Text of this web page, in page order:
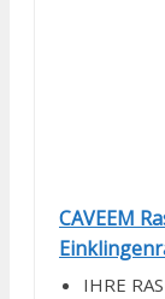
CAVEEM
IHRE